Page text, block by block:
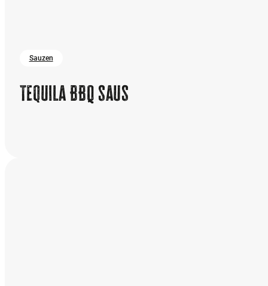
Sauzen
Tequila BBQ saus